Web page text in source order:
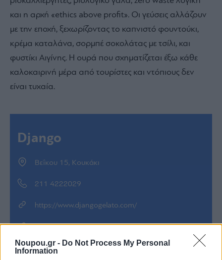
Noupou.gr - Do Not Process My Personal
Information
και η αρχή «ethics above profit». Οι γεύσεις αλλάζουν
με την εποχή, ξεχωρίζοντας το καπνιστό φουντούκι,
κρέμα καταλάνα, σορμπέ σοκολάτας με τσίλι, και
φυστίκι Αιγίνης. Η ουρά που σχηματίζεται έξω κάθε
καλοκαιρινή μέρα από τουρίστες και ντόπιους δεν
είναι τυχαία.
Django
Βεΐκου 15, Κουκάκι
211 4222029
https://www.djangogelato.com/
Facebook
Instagram